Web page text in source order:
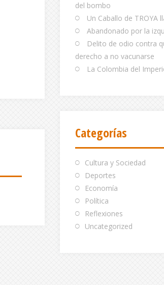
del bombo
Un Caballo de TROYA
Abandonado por la
Delito de odio contra
derecho a no vacunarse
La Colombia del
Categorías
Cultura y Sociedad
Deportes
Economía
Política
Reflexiones
Uncategorized